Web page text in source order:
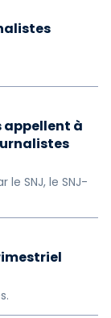
appellent à
SNJ, le SNJ-